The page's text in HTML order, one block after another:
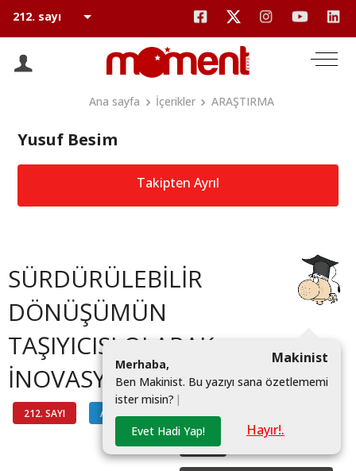
Ana sayfa İçerikler ARAŞTIRMA
Yusuf Besim
Takipten Ayrıl
SÜRDÜRÜLEBİLİR
DÖNÜŞÜMÜN
TAŞIYICISI OLARAK
İNOVASYON
212. SAYI ARAŞTIRMA #UN GLOBAL COMPACT
#SKA
Makinist
Merhaba,
Ben Makinist. Bu yazıyı sana özetlememi
ister misin? |
Evet Hadi Yap! Hayır!.